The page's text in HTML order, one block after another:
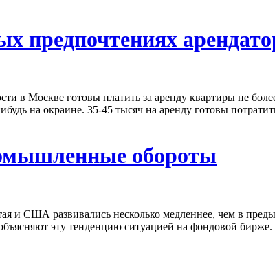
предпочтениях
в Москве готовы платить за аренду квартиры не
на окраине. 35-45 тысяч на аренду готовы
обороты
и США развивались несколько медленнее, чем в
эту тенденцию ситуацией на фондовой бирже.